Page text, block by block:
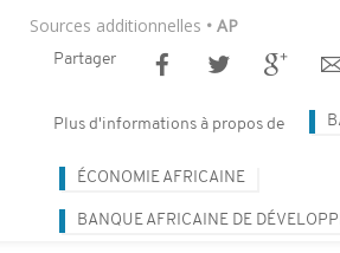
Sources additionnelles • AP
Partager
Plus d'informations à propos de
ÉCONOMIE AFRICAINE
BANQUE AFRICAINE DE